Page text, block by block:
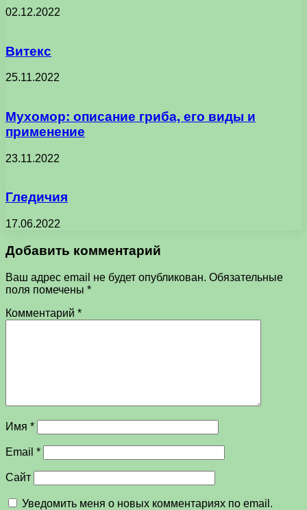
02.12.2022
Витекс
25.11.2022
Мухомор: описание гриба, его виды и
применение
23.11.2022
Гледичия
17.06.2022
Добавить комментарий
Ваш адрес email не будет опубликован. Обязательные
поля помечены *
Комментарий *
Имя *
Email *
Сайт
Уведомить меня о новых комментариях по email.